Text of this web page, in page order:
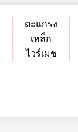
ตะแกรง
เหล็ก
ไวร์เมช